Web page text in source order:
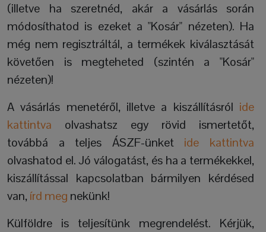
(illetve ha szeretnéd, akár a vásárlás során
módosíthatod is ezeket a "Kosár" nézeten). Ha
még nem regisztráltál, a termékek kiválasztását
követően is megteheted (szintén a "Kosár"
nézeten)!
A vásárlás menetéről, illetve a kiszállításról ide
kattintva olvashatsz egy rövid ismertetőt,
továbbá a teljes ÁSZF-ünket ide kattintva
olvashatod el. Jó válogatást, és ha a termékekkel,
kiszállítással kapcsolatban bármilyen kérdésed
van, írd meg nekünk!
Külföldre is teljesítünk megrendelést. Kérjük,